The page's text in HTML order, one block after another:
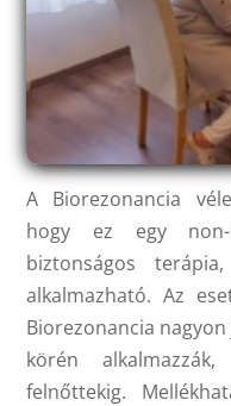
A Biorezonancia
hogy ez egy non-
biztonságos
alkalmazható. Az
Biorezonancia
körén
felnőttekig.